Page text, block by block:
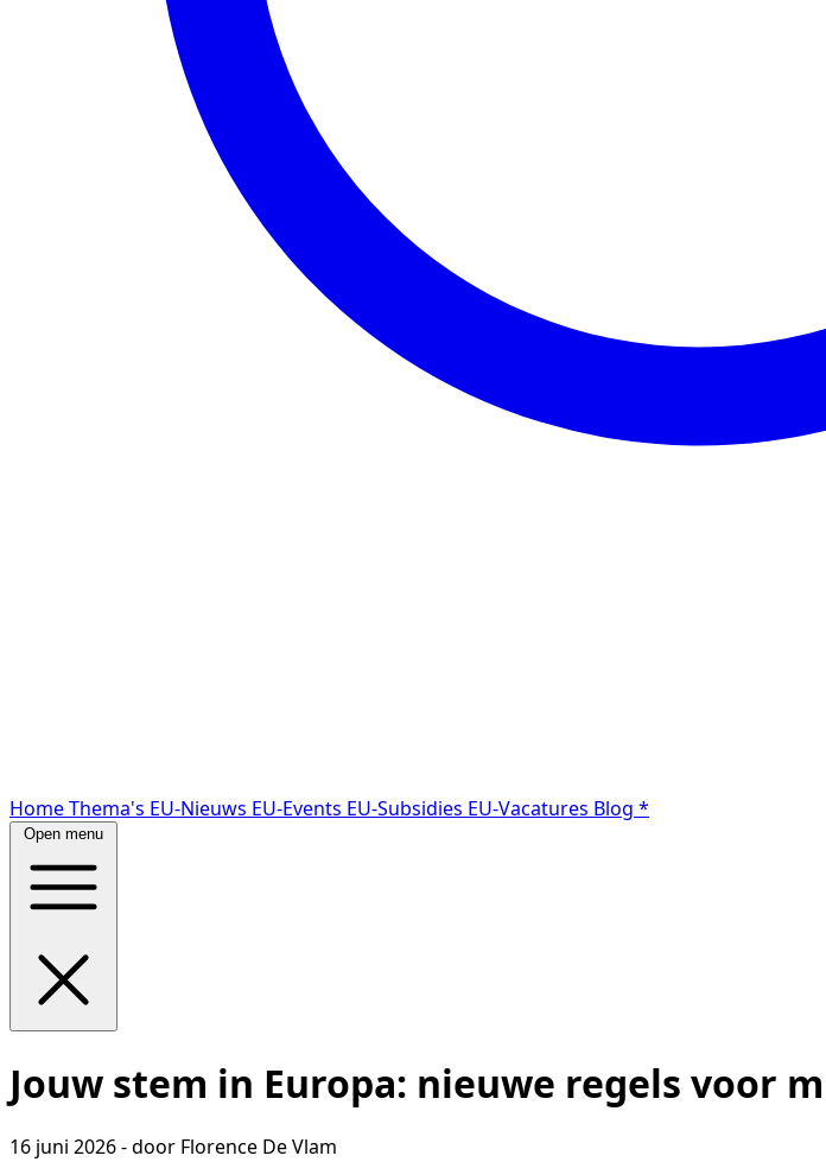
HomeThema's EU-Nieuws EU-Events EU-Subsidies EU-Vacatures Blog *
Open menu
Jouw stem in Europa: nieuwe regels voor
16 juni 2026 - door Florence De Vlam